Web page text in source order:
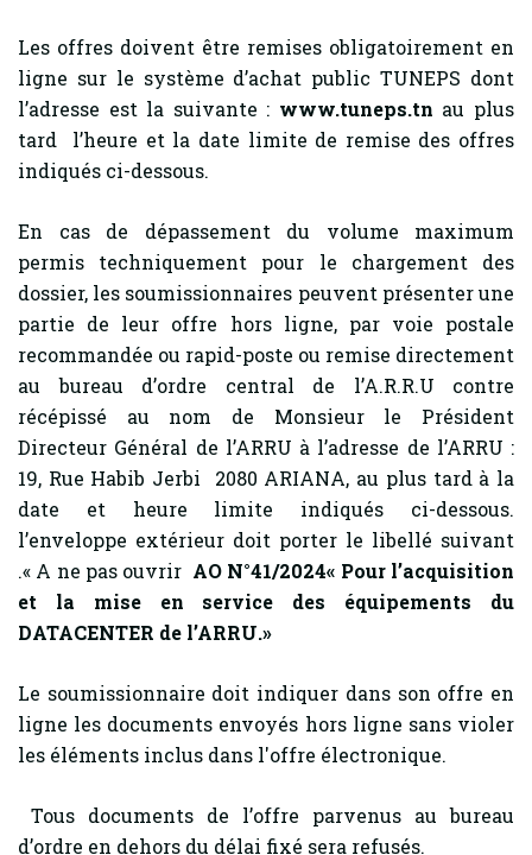
Les offres doivent être remises obligatoirement en
ligne sur le système d’achat public TUNEPS dont
l’adresse est la suivante : www.tuneps.tn au plus
tard l’heure et la date limite de remise des offres
indiqués ci-dessous.
En cas de dépassement du volume maximum
permis techniquement pour le chargement des
dossier, les soumissionnaires peuvent présenter une
partie de leur offre hors ligne, par voie postale
recommandée ou rapid-poste ou remise directement
au bureau d’ordre central de l’A.R.R.U contre
récépissé au nom de Monsieur le Président
Directeur Général de l’ARRU à l’adresse de l’ARRU :
19, Rue Habib Jerbi 2080 ARIANA, au plus tard à la
date et heure limite indiqués ci-dessous.
l’enveloppe extérieur doit porter le libellé suivant
.« A ne pas ouvrir AO N°41/2024« Pour l’acquisition
et la mise en service des équipements du
DATACENTER de l’ARRU.»
Le soumissionnaire doit indiquer dans son offre en
ligne les documents envoyés hors ligne sans violer
les éléments inclus dans l'offre électronique.
Tous documents de l’offre parvenus au bureau
d’ordre en dehors du délai fixé sera refusés.